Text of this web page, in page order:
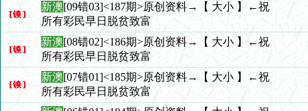
新澳[09错03]<187期>原创资料→【 大小 】←祝
所有彩民早日脱贫致富
新澳[08错02]<186期>原创资料→【 大小 】←祝
所有彩民早日脱贫致富
新澳[07错01]<185期>原创资料→【 大小 】←祝
所有彩民早日脱贫致富